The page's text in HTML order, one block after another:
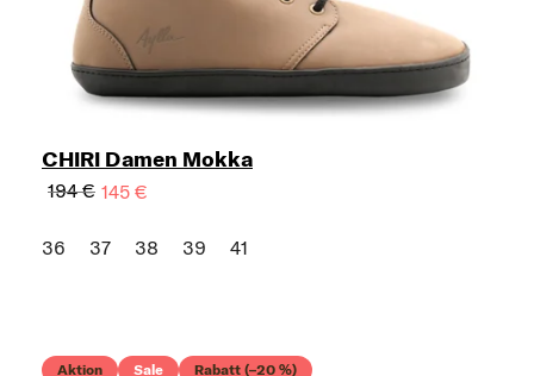
CHIRI Damen Mokka
194 € 145 €
36 37 38 39 41
Aktion Sale Rabatt (–20 %)